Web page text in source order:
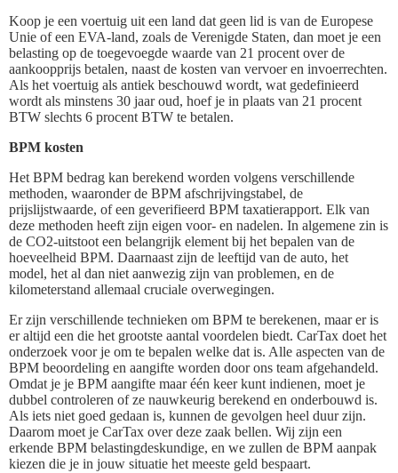
Koop je een voertuig uit een land dat geen lid is van de Europese
Unie of een EVA-land, zoals de Verenigde Staten, dan moet je een
belasting op de toegevoegde waarde van 21 procent over de
aankoopprijs betalen, naast de kosten van vervoer en invoerrechten.
Als het voertuig als antiek beschouwd wordt, wat gedefinieerd
wordt als minstens 30 jaar oud, hoef je in plaats van 21 procent
BTW slechts 6 procent BTW te betalen.
BPM kosten
Het BPM bedrag kan berekend worden volgens verschillende
methoden, waaronder de BPM afschrijvingstabel, de
prijslijstwaarde, of een geverifieerd BPM taxatierapport. Elk van
deze methoden heeft zijn eigen voor- en nadelen. In algemene zin is
de CO2-uitstoot een belangrijk element bij het bepalen van de
hoeveelheid BPM. Daarnaast zijn de leeftijd van de auto, het
model, het al dan niet aanwezig zijn van problemen, en de
kilometerstand allemaal cruciale overwegingen.
Er zijn verschillende technieken om BPM te berekenen, maar er is
er altijd een die het grootste aantal voordelen biedt. CarTax doet het
onderzoek voor je om te bepalen welke dat is. Alle aspecten van de
BPM beoordeling en aangifte worden door ons team afgehandeld.
Omdat je je BPM aangifte maar één keer kunt indienen, moet je
dubbel controleren of ze nauwkeurig berekend en onderbouwd is.
Als iets niet goed gedaan is, kunnen de gevolgen heel duur zijn.
Daarom moet je CarTax over deze zaak bellen. Wij zijn een
erkende BPM belastingdeskundige, en we zullen de BPM aanpak
kiezen die je in jouw situatie het meeste geld bespaart.